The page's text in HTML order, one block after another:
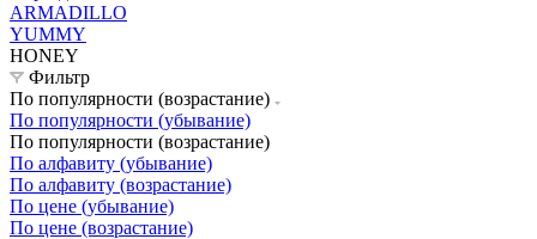
ARMADILLO
YUMMY
HONEY
Фильтр
По популярности (возрастание)
По популярности (убывание)
По популярности (возрастание)
По алфавиту (убывание)
По алфавиту (возрастание)
По цене (убывание)
По цене (возрастание)